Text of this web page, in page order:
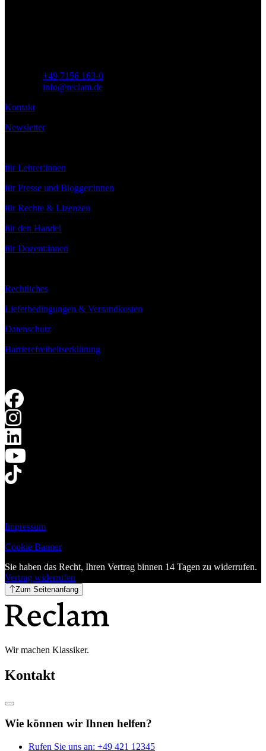
+49 7156 163-0
info@reclam.de
Kontakt
Newsletter
für Lehrer:innen
für Presse und Blogger:innen
für Rechte & Lizenzen
für den Handel
für Dozent:innen
Rechtliches
Lieferbedingungen & Versandkosten
Datenschutz
Barrierefreiheitserklärung
Impressum
Cookie Banner
Sie haben das Recht, Ihren Vertrag binnen 14 Tagen zu widerrufen.
Vertrag widerrufen
Zum Seitenanfang
Wir machen Klassiker.
Kontakt
Wie können wir Ihnen helfen?
Rufen Sie uns an: +49 421 12345